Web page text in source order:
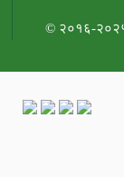
© २०१६-